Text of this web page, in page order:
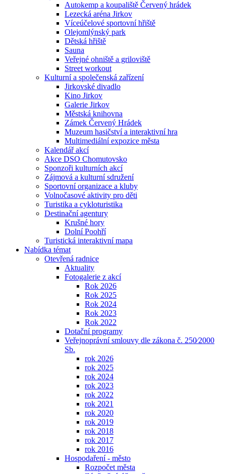
Autokemp a koupaliště Červený hrádek
Lezecká aréna Jirkov
Víceúčelové sportovní hřiště
Olejomlýnský park
Dětská hřiště
Sauna
Veřejné ohniště a griloviště
Street workout
Kulturní a společenská zařízení
Jirkovské divadlo
Kino Jirkov
Galerie Jirkov
Městská knihovna
Zámek Červený Hrádek
Muzeum hasičství a interaktivní hra
Multimediální expozice města
Kalendář akcí
Akce DSO Chomutovsko
Sponzoři kulturních akcí
Zájmová a kulturní sdružení
Sportovní organizace a kluby
Volnočasové aktivity pro děti
Turistika a cykloturistika
Destinační agentury
Krušné hory
Dolní Poohří
Turistická interaktivní mapa
Nabídka témat
Otevřená radnice
Aktuality
Fotogalerie z akcí
Rok 2026
Rok 2025
Rok 2024
Rok 2023
Rok 2022
Dotační programy
Veřejnoprávní smlouvy dle zákona č. 250⁄2000
Sb.
rok 2026
rok 2025
rok 2024
rok 2023
rok 2022
rok 2021
rok 2020
rok 2019
rok 2018
rok 2017
rok 2016
Hospodaření - město
Rozpočet města